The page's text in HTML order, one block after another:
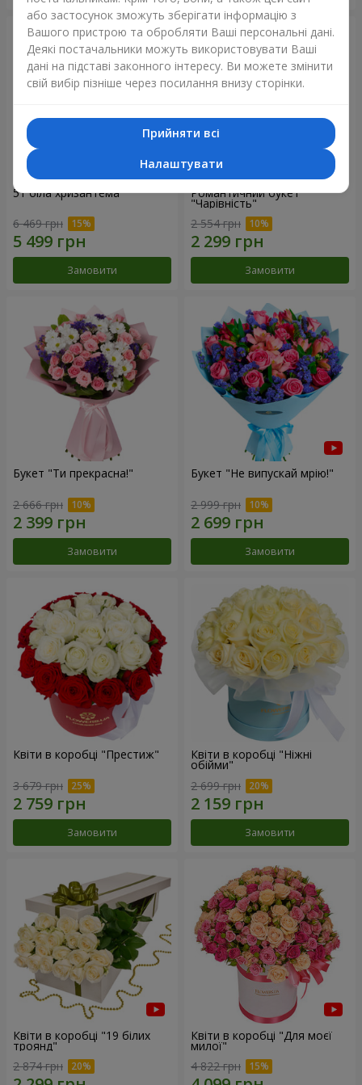
51 біла хризантема
6 469 грн
Замовити
Романтичний букет
"Чарівність"
2 554 грн
Замовити
Букет "Ти прекрасна!"
2 666 грн
Замовити
Букет "Не випускай мрію!"
2 999 грн
Замовити
Квіти в коробці "Престиж"
3 679 грн
Замовити
Квіти в коробці "Ніжні
обійми"
2 699 грн
Замовити
Квіти в коробці "19 білих
троянд"
2 874 грн
Квіти в коробці "Для моєї
милої"
4 822 грн
або застосунок зможуть зберігати інформацію з
Вашого пристрою та обробляти Ваші персональні дані.
Деякі постачальники можуть використовувати Ваші
дані на підставі законного інтересу. Ви можете змінити
свій вибір пізніше через посилання внизу сторінки.
Прийняти всі
Налаштувати